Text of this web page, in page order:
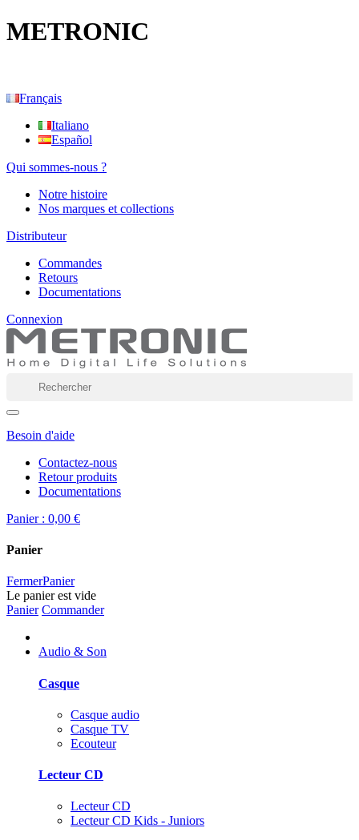
METRONIC
Français
Italiano
Español
Qui sommes-nous ?
Notre histoire
Nos marques et collections
Distributeur
Commandes
Retours
Documentations
Connexion
Besoin d'aide
Contactez-nous
Retour produits
Documentations
Panier : 0,00 €
Panier
FermerPanier
Le panier est vide
Panier Commander
Audio & Son
Casque
Casque audio
Casque TV
Ecouteur
Lecteur CD
Lecteur CD
Lecteur CD Kids - Juniors